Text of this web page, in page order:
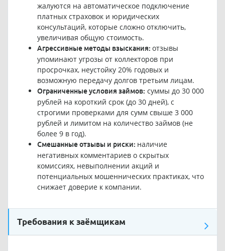
жалуются на автоматическое подключение
платных страховок и юридических
консультаций, которые сложно отключить,
увеличивая общую стоимость.
Агрессивные методы взыскания: отзывы
упоминают угрозы от коллекторов при
просрочках, неустойку 20% годовых и
возможную передачу долгов третьим лицам.
Ограниченные условия займов: суммы до 30 000
рублей на короткий срок (до 30 дней), с
строгими проверками для сумм свыше 3 000
рублей и лимитом на количество займов (не
более 9 в год).
Смешанные отзывы и риски: наличие
негативных комментариев о скрытых
комиссиях, невыполнении акций и
потенциальных мошеннических практиках, что
снижает доверие к компании.
Требования к заёмщикам